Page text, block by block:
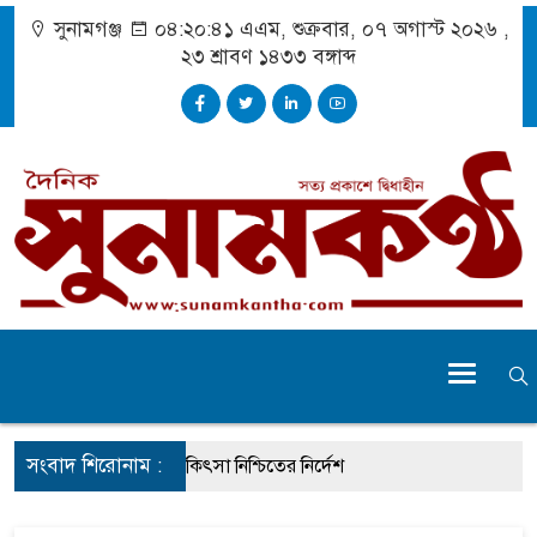
সুনামগঞ্জ ০৪:২০:৪২ এএম, শুক্রবার, ০৭ অগাস্ট ২০২৬ ,
২৩ শ্রাবণ ১৪৩৩ বঙ্গাব্দ
সংবাদ শিরোনাম :
আহতদের চিকিৎসা নিশ্চিতের নির্দেশ